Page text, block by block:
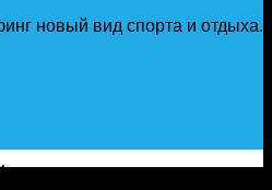
новый вид спорта и отдыха.